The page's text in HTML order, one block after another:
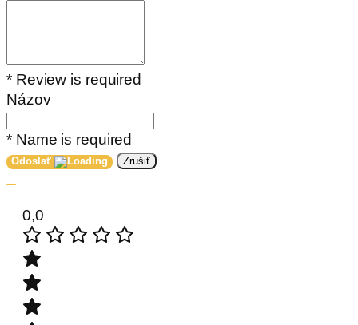
* Review is required
Názov
* Name is required
Odoslať Zrušiť
0,0